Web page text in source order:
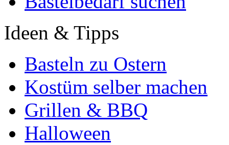
Ideen & Tipps
Basteln zu Ostern
Kostüm selber machen
Grillen & BBQ
Halloween